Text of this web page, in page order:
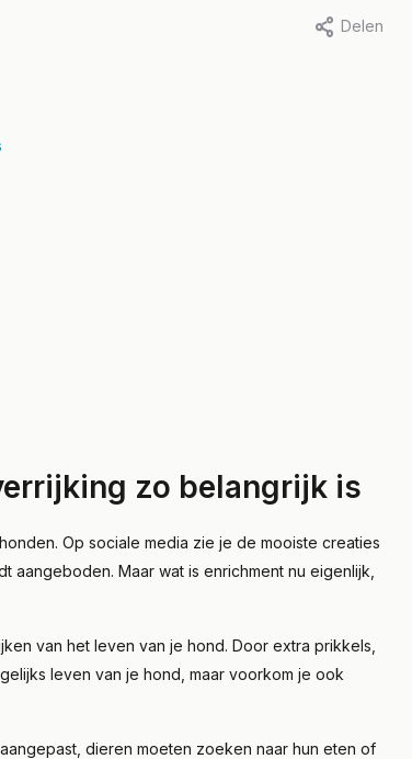
Delen
zo belangrijk is
Op sociale media zie je de mooiste creaties
Maar wat is enrichment nu eigenlijk,
van het leven van je hond. Door extra prikkels,
leven van je hond, maar voorkom je ook
dieren moeten zoeken naar hun eten of
Verantwoord